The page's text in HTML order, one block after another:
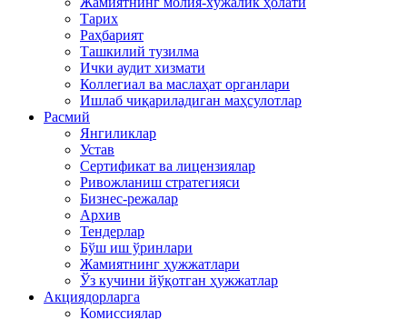
Тарих
Раҳбарият
Ташкилий тузилма
Ички аудит хизмати
Коллегиал ва маслаҳат органлари
Ишлаб чиқариладиган маҳсулотлар
Расмий
Янгиликлар
Устав
Сертификат ва лицензиялар
Ривожланиш стратегияси
Бизнес-режалар
Архив
Тендерлар
Бўш иш ўринлари
Жамиятнинг ҳужжатлари
Ўз кучини йўқотган ҳужжатлар
Акциядорларга
Комиссиялар